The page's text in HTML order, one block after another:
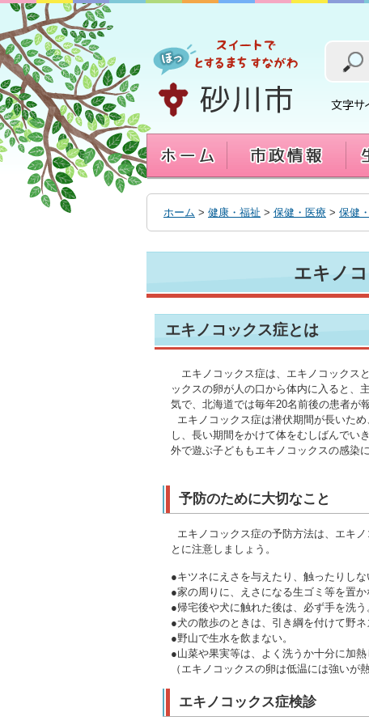
へ
移
動
す
る
ホーム > 健康・福祉 > 保健・医療 > 保健
エキノ
エキノコックス症とは
エキノコックス症は、エキノコックス
ックスの卵が人の口から体内に入ると、
気で、北海道では毎年20名前後の患者が
エキノコックス症は潜伏期間が長いた
し、長い期間をかけて体をむしばんでい
外で遊ぶ子どももエキノコックスの感染
予防のために大切なこと
エキノコックス症の予防方法は、エキ
とに注意しましょう。
●キツネにえさを与えたり、触ったりしな
●家の周りに、えさになる生ゴミ等を置か
●帰宅後や犬に触れた後は、必ず手を洗う
●犬の散歩のときは、引き綱を付けて野ネ
●野山で生水を飲まない。
●山菜や果実等は、よく洗うか十分に加熱
（エキノコックスの卵は低温には強いが
エキノコックス症検診